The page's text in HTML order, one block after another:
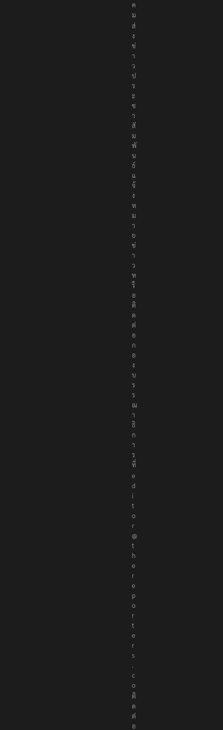
ค
ม
ส่
ง
ข่
า
ว
ป
ร
ะ
ช
า
สั
ม
พั
น
ธ์
แ
จ้
ง
ห
ม
า
ย
ข่
า
ว
ห
รื
อ
ติ
ด
ต่
อ
ก
อ
ง
บ
ร
ร
ณ
า
ธิ
ก
า
ร
ที่
e
d
i
t
o
r
@
t
h
e
r
e
p
o
r
t
e
r
s
.
c
o
ติ
ด
ต่
อ